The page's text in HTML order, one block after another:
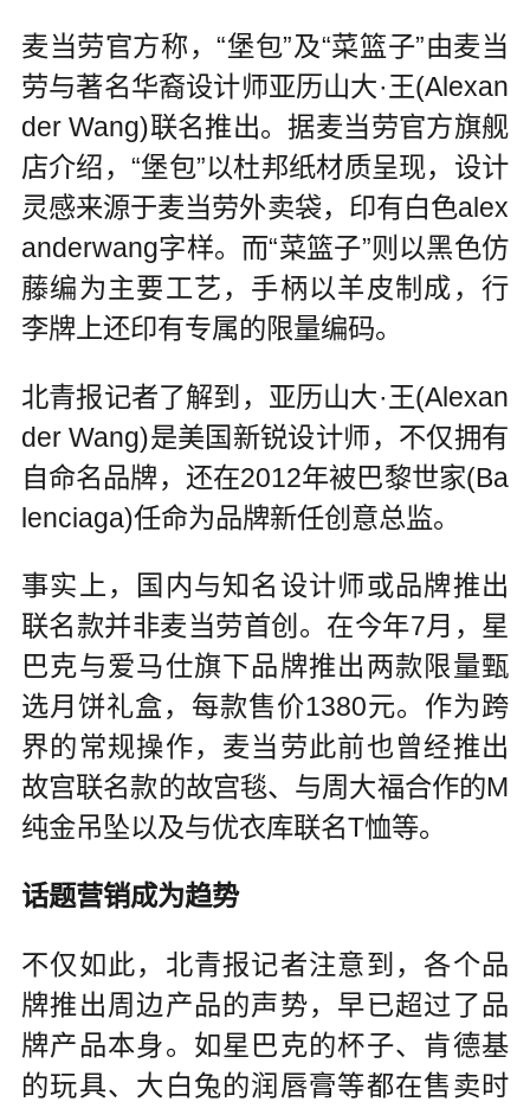
麦当劳官方称，“堡包”及“菜篮子”由麦当
劳与著名华裔设计师亚历山大·王(Alexan
der Wang)联名推出。据麦当劳官方旗舰
店介绍，“堡包”以杜邦纸材质呈现，设计
灵感来源于麦当劳外卖袋，印有白色alex
anderwang字样。而“菜篮子”则以黑色仿
藤编为主要工艺，手柄以羊皮制成，行
李牌上还印有专属的限量编码。
北青报记者了解到，亚历山大·王(Alexan
der Wang)是美国新锐设计师，不仅拥有
自命名品牌，还在2012年被巴黎世家(Ba
lenciaga)任命为品牌新任创意总监。
事实上，国内与知名设计师或品牌推出
联名款并非麦当劳首创。在今年7月，星
巴克与爱马仕旗下品牌推出两款限量甄
选月饼礼盒，每款售价1380元。作为跨
界的常规操作，麦当劳此前也曾经推出
故宫联名款的故宫毯、与周大福合作的M
纯金吊坠以及与优衣库联名T恤等。
话题营销成为趋势
不仅如此，北青报记者注意到，各个品
牌推出周边产品的声势，早已超过了品
牌产品本身。如星巴克的杯子、肯德基
的玩具、大白兔的润唇膏等都在售卖时